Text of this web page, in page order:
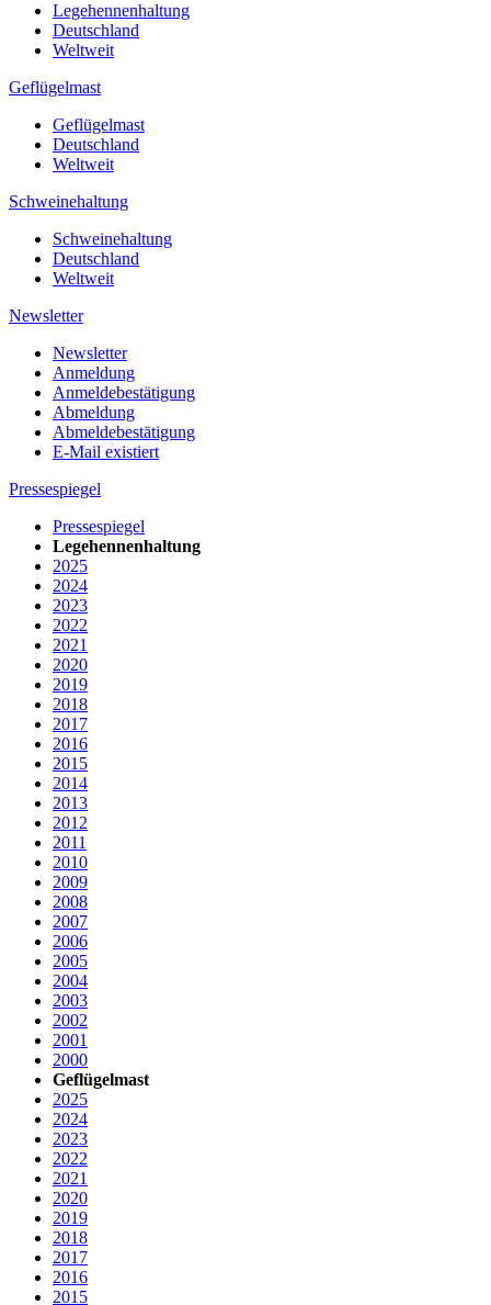
Legehennenhaltung
Deutschland
Weltweit
Geflügelmast
Geflügelmast
Deutschland
Weltweit
Schweinehaltung
Schweinehaltung
Deutschland
Weltweit
Newsletter
Newsletter
Anmeldung
Anmeldebestätigung
Abmeldung
Abmeldebestätigung
E-Mail existiert
Pressespiegel
Pressespiegel
Legehennenhaltung
2025
2024
2023
2022
2021
2020
2019
2018
2017
2016
2015
2014
2013
2012
2011
2010
2009
2008
2007
2006
2005
2004
2003
2002
2001
2000
Geflügelmast
2025
2024
2023
2022
2021
2020
2019
2018
2017
2016
2015